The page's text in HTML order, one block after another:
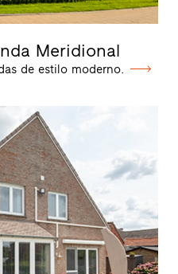
Meridional
de estilo moderno.